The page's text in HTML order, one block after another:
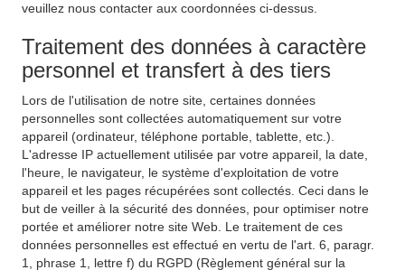
veuillez nous contacter aux coordonnées ci-dessus.
Traitement des données à caractère
personnel et transfert à des tiers
Lors de l'utilisation de notre site, certaines données
personnelles sont collectées automatiquement sur votre
appareil (ordinateur, téléphone portable, tablette, etc.).
L'adresse IP actuellement utilisée par votre appareil, la date,
l'heure, le navigateur, le système d'exploitation de votre
appareil et les pages récupérées sont collectés. Ceci dans le
but de veiller à la sécurité des données, pour optimiser notre
portée et améliorer notre site Web. Le traitement de ces
données personnelles est effectué en vertu de l'art. 6, paragr.
1, phrase 1, lettre f) du RGPD (Règlement général sur la